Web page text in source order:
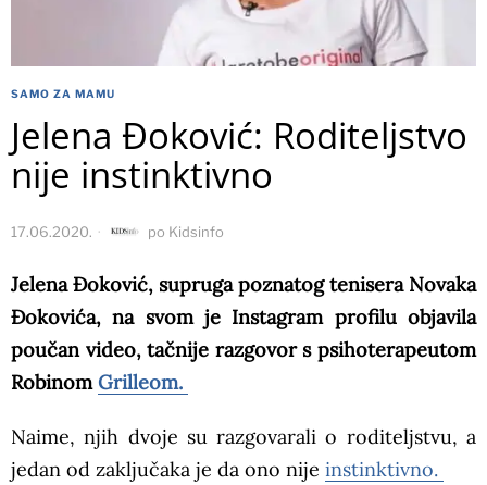
SAMO ZA MAMU
Jelena Đoković: Roditeljstvo
nije instinktivno
17.06.2020. po Kidsinfo
Jelena Đoković, supruga poznatog tenisera Novaka
Đokovića, na svom je Instagram profilu objavila
poučan video, tačnije razgovor s psihoterapeutom
RobinomGrilleom.
Naime, njih dvoje su razgovarali o roditeljstvu, a
jedan od zaključaka je da ono nije instinktivno.